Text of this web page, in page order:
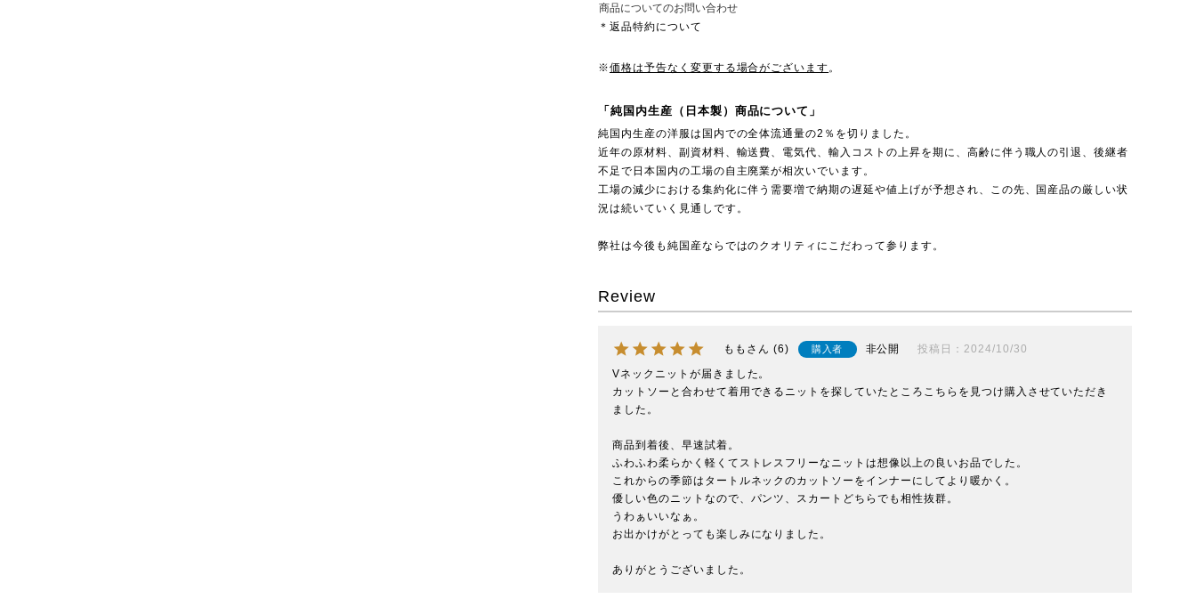
商品についてのお問い合わせ
＊返品特約について
※価格は予告なく変更する場合がございます。
「純国内生産（日本製）商品について」
純国内生産の洋服は国内での全体流通量の2％を切りました。
近年の原材料、副資材料、輸送費、電気代、輸入コストの上昇を期に、高齢に伴う職人の引退、後継者
不足で日本国内の工場の自主廃業が相次いでいます。
工場の減少における集約化に伴う需要増で納期の遅延や値上げが予想され、この先、国産品の厳しい状
況は続いていく見通しです。
弊社は今後も純国産ならではのクオリティにこだわって参ります。
Review
もも 6 購入者 非公開 投稿日
2024/10/30
Vネックニットが届きました。
カットソーと合わせて着用できるニットを探していたところこちらを見つけ購入させていただき
ました。
商品到着後、早速試着。
ふわふわ柔らかく軽くてストレスフリーなニットは想像以上の良いお品でした。
これからの季節はタートルネックのカットソーをインナーにしてより暖かく。
優しい色のニットなので、パンツ、スカートどちらでも相性抜群。
うわぁいいなぁ。
お出かけがとっても楽しみになりました。